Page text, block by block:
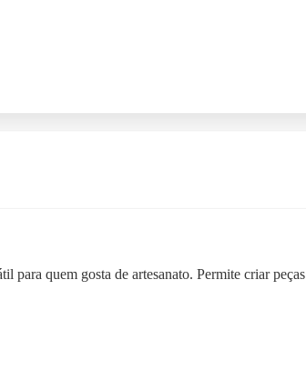
para quem gosta de artesanato. Permite criar peças